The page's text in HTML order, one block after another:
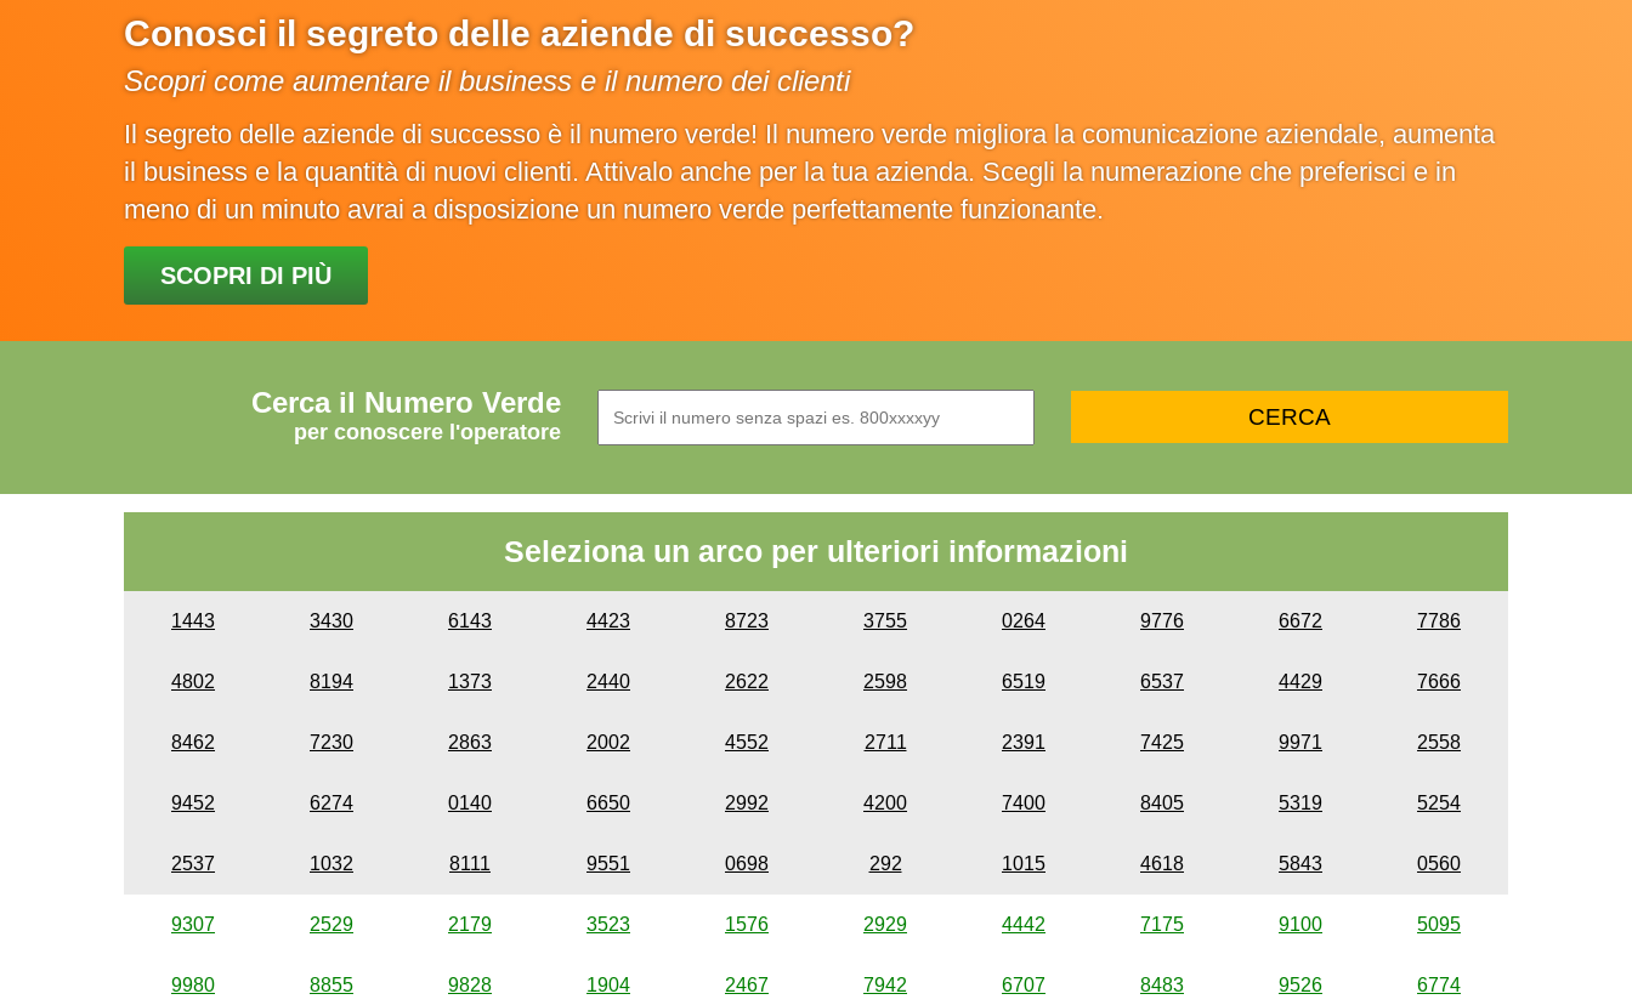
Conosci il segreto delle aziende di successo?
Scopri come aumentare il business e il numero dei clienti
Il segreto delle aziende di successo è il numero verde! Il numero verde migliora la comunicazione aziendale, aumenta
il business e la quantità di nuovi clienti. Attivalo anche per la tua azienda. Scegli la numerazione che preferisci e in
meno di un minuto avrai a disposizione un numero verde perfettamente funzionante.
SCOPRI DI PIÙ
Cerca il Numero Verde
per conoscere l'operatore
Seleziona un arco per ulteriori informazioni
1443 3430 6143 4423 8723 3755 0264 9776 6672 7786
4802 8194 1373 2440 2622 2598 6519 6537 4429 7666
8462 7230 2863 2002 4552 2711 2391 7425 9971 2558
9452 6274 0140 6650 2992 4200 7400 8405 5319 5254
2537 1032 8111 9551 0698 292 1015 4618 5843 0560
9307 2529 2179 3523 1576 2929 4442 7175 9100 5095
9980 8855 9828 1904 2467 7942 6707 8483 9526 6774